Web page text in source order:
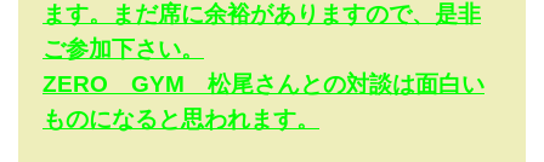
ます。まだ席に余裕がありますので、是非
ご参加下さい。
ZERO GYM 松尾さんとの対談は面白い
ものになると思われます。